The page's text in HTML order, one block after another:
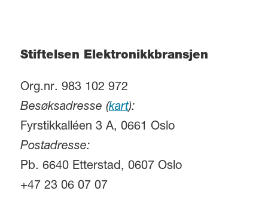
Stiftelsen Elektronikkbransjen
Org.nr. 983 102 972
Besøksadresse (kart):
Fyrstikkalléen 3 A, 0661 Oslo
Postadresse:
Pb. 6640 Etterstad, 0607 Oslo
+47 23 06 07 07